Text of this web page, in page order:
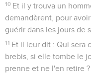
10 Et il y trouva un
demandèrent, pour
guérir dans les jours de
11 Et il leur dit : Qui sera
brebis, si elle tombe le
prenne et ne l'en retire ?